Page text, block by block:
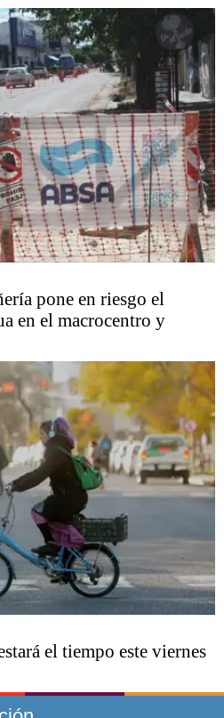
pone en riesgo el
en el macrocentro y
el tiempo este viernes